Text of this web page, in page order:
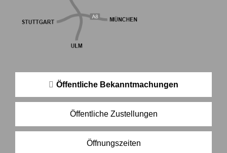
Öffentliche Bekanntmachungen
Öffentliche Zustellungen
Öffnungszeiten